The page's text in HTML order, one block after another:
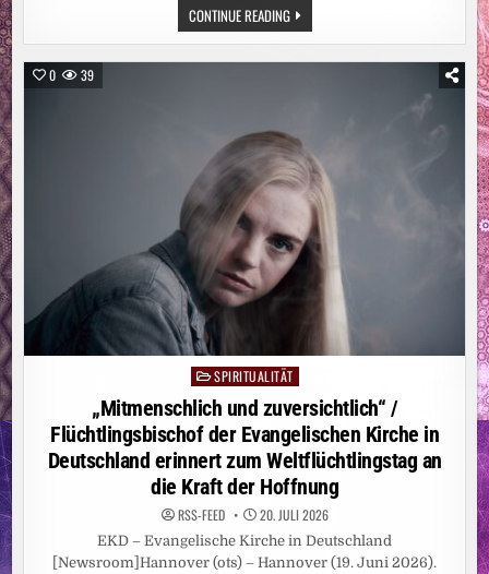
CONTINUE READINGNEUAPOSTOLISCHE
KIRCHE
SÜDDEUTSCHLAND
0 39
Posted
in
SPIRITUALITÄT
„Mitmenschlich und zuversichtlich“ /
Flüchtlingsbischof der Evangelischen Kirche in
Deutschland erinnert zum Weltflüchtlingstag an
die Kraft der Hoffnung
RSS-FEED 20. JULI 2026
EKD – Evangelische Kirche in Deutschland
[Newsroom]Hannover (ots) – Hannover (19. Juni 2026).